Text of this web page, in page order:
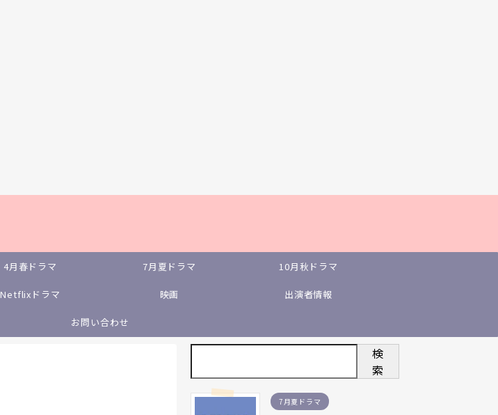
4月春ドラマ 7月夏ドラマ 10月秋ドラマ
Netflixドラマ 映画 出演者情報
お問い合わせ
検
索
7月夏ドラマ